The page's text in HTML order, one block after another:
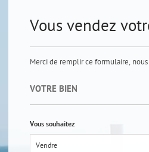
Vous vendez
Merci de remplir ce formulaire,
VOTRE BIEN
Vous souhaitez
Vendre